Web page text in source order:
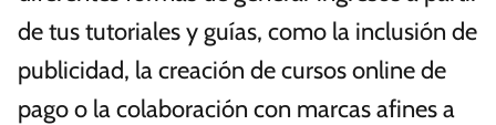
de tus tutoriales y guías, como la inclusión de
publicidad, la creación de cursos online de
pago o la colaboración con marcas afines a